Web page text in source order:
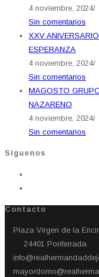
4 noviembre, 2024/
Sin comentarios
XXV
ESPERANZA
4 noviembre, 2024/
Sin comentarios
MAGOSTO
NAZARENO
4 noviembre, 2024/
Sin comentarios
Síguenos
Contacto
Plaza Virgen de la
24401 Ponferrada​